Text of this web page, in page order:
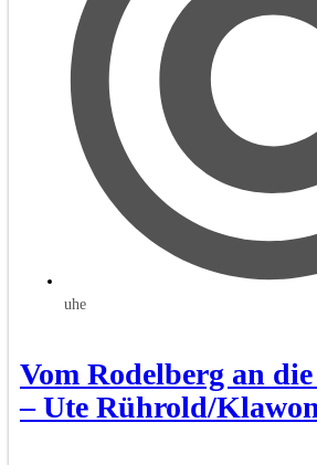
uhe
Vom Rodelberg an
– Ute Rührold/